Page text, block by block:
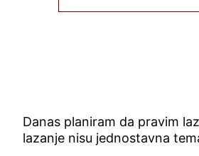
Danas planiram da pravim
lazanje nisu jednostavna